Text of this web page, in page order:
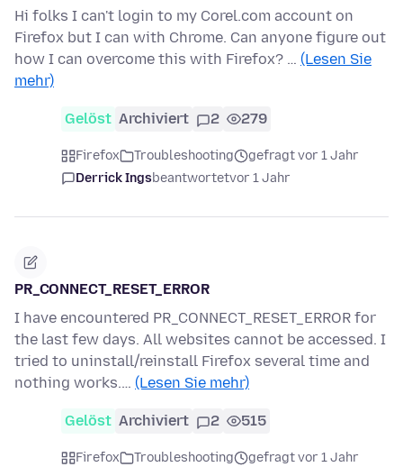
Hi folks I can't login to my Corel.com account on
Firefox but I can with Chrome. Can anyone figure out
how I can overcome this with Firefox? … (Lesen Sie
mehr)
Gelöst Archiviert 2 279
Firefox Troubleshooting
gefragt vor 1 Jahr
Derrick Ingsbeantwortetvor 1 Jahr
PR_CONNECT_RESET_ERROR
I have encountered PR_CONNECT_RESET_ERROR for
the last few days. All websites cannot be accessed. I
tried to uninstall/reinstall Firefox several time and
nothing works.… (Lesen Sie mehr)
Gelöst Archiviert 2 515
Firefox Troubleshooting
gefragt vor 1 Jahr